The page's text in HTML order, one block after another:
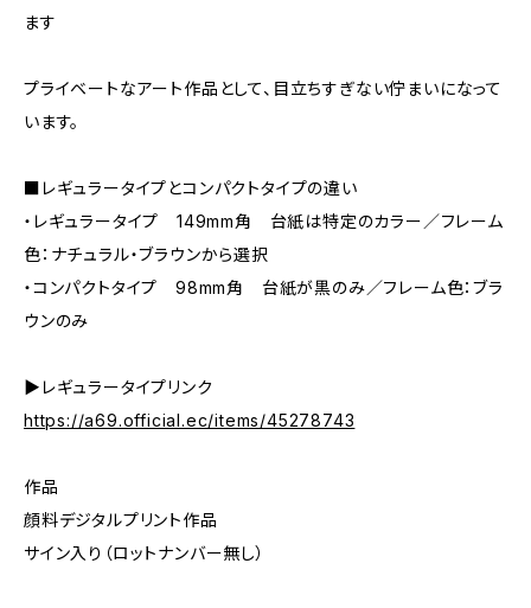
ます
プライベートなアート作品として、目立ちすぎない佇まいになって
います。
■レギュラータイプとコンパクトタイプの違い
・レギュラータイプ 149mm角 台紙は特定のカラー／フレーム
色：ナチュラル・ブラウンから選択
・コンパクトタイプ 98mm角 台紙が黒のみ／フレーム色：ブラ
ウンのみ
▶レギュラータイプリンク
https://a69.official.ec/items/45278743
作品
顔料デジタルプリント作品
サイン入り（ロットナンバー無し）